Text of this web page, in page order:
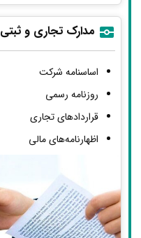
مدارک تجاری و ثبتی
اساسنامه شرکت
روزنامه رسمی
قراردادهای تجاری
اظهارنامه‌های مالی